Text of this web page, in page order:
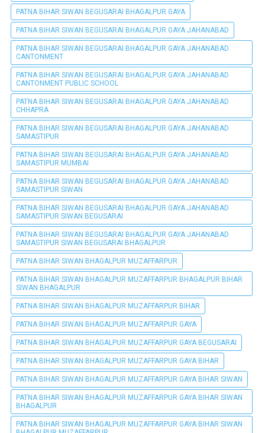
PATNA BIHAR SIWAN BEGUSARAI BHAGALPUR GAYA
PATNA BIHAR SIWAN BEGUSARAI BHAGALPUR GAYA JAHANABAD
PATNA BIHAR SIWAN BEGUSARAI BHAGALPUR GAYA JAHANABAD
CANTONMENT
PATNA BIHAR SIWAN BEGUSARAI BHAGALPUR GAYA JAHANABAD
CANTONMENT PUBLIC SCHOOL
PATNA BIHAR SIWAN BEGUSARAI BHAGALPUR GAYA JAHANABAD
CHHAPRA
PATNA BIHAR SIWAN BEGUSARAI BHAGALPUR GAYA JAHANABAD
SAMASTIPUR
PATNA BIHAR SIWAN BEGUSARAI BHAGALPUR GAYA JAHANABAD
SAMASTIPUR MUMBAI
PATNA BIHAR SIWAN BEGUSARAI BHAGALPUR GAYA JAHANABAD
SAMASTIPUR SIWAN
PATNA BIHAR SIWAN BEGUSARAI BHAGALPUR GAYA JAHANABAD
SAMASTIPUR SIWAN BEGUSARAI
PATNA BIHAR SIWAN BEGUSARAI BHAGALPUR GAYA JAHANABAD
SAMASTIPUR SIWAN BEGUSARAI BHAGALPUR
PATNA BIHAR SIWAN BHAGALPUR MUZAFFARPUR
PATNA BIHAR SIWAN BHAGALPUR MUZAFFARPUR BHAGALPUR BIHAR
SIWAN BHAGALPUR
PATNA BIHAR SIWAN BHAGALPUR MUZAFFARPUR BIHAR
PATNA BIHAR SIWAN BHAGALPUR MUZAFFARPUR GAYA
PATNA BIHAR SIWAN BHAGALPUR MUZAFFARPUR GAYA BEGUSARAI
PATNA BIHAR SIWAN BHAGALPUR MUZAFFARPUR GAYA BIHAR
PATNA BIHAR SIWAN BHAGALPUR MUZAFFARPUR GAYA BIHAR SIWAN
PATNA BIHAR SIWAN BHAGALPUR MUZAFFARPUR GAYA BIHAR SIWAN
BHAGALPUR
PATNA BIHAR SIWAN BHAGALPUR MUZAFFARPUR GAYA BIHAR SIWAN